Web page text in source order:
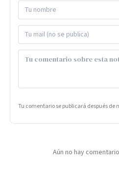
Tu comentario se publicará después de
Aún no hay